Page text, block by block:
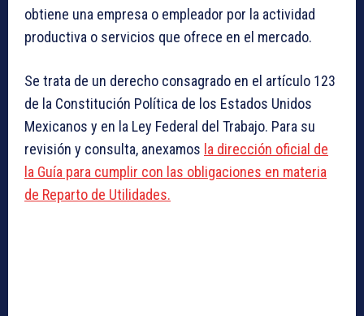
obtiene una empresa o empleador por la actividad
productiva o servicios que ofrece en el mercado.
Se trata de un derecho consagrado en el artículo 123
de la Constitución Política de los Estados Unidos
Mexicanos y en la Ley Federal del Trabajo. Para su
revisión y consulta, anexamos la dirección oficial de
la Guía para cumplir con las obligaciones en materia
de Reparto de Utilidades.